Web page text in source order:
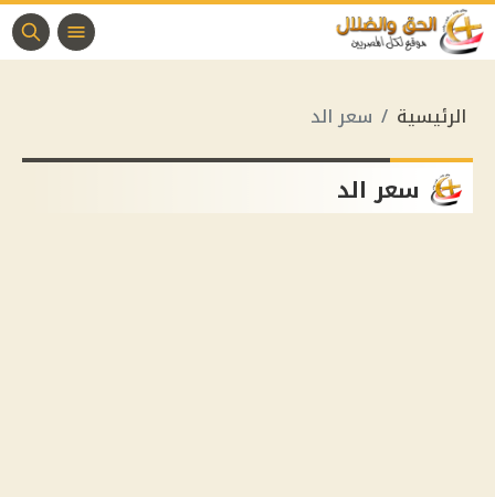
الرئيسية سعر الد
سعر الد